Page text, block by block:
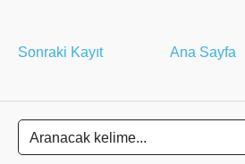
Sonraki Kayıt Ana Sayfa